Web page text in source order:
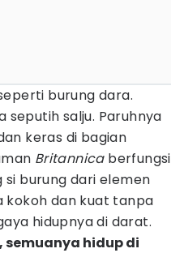
burung dara.
seputih salju. Paruhnya
keras di bagian
Britannicaberfungsi
si burung dari elemen
kokoh dan kuat tanpa
hidupnya di darat.
semuanya hidup di